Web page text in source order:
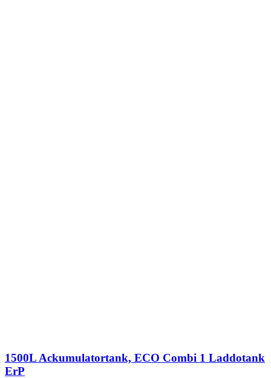
1500L Ackumulatortank, ECO Combi 1 Laddotank
ErP